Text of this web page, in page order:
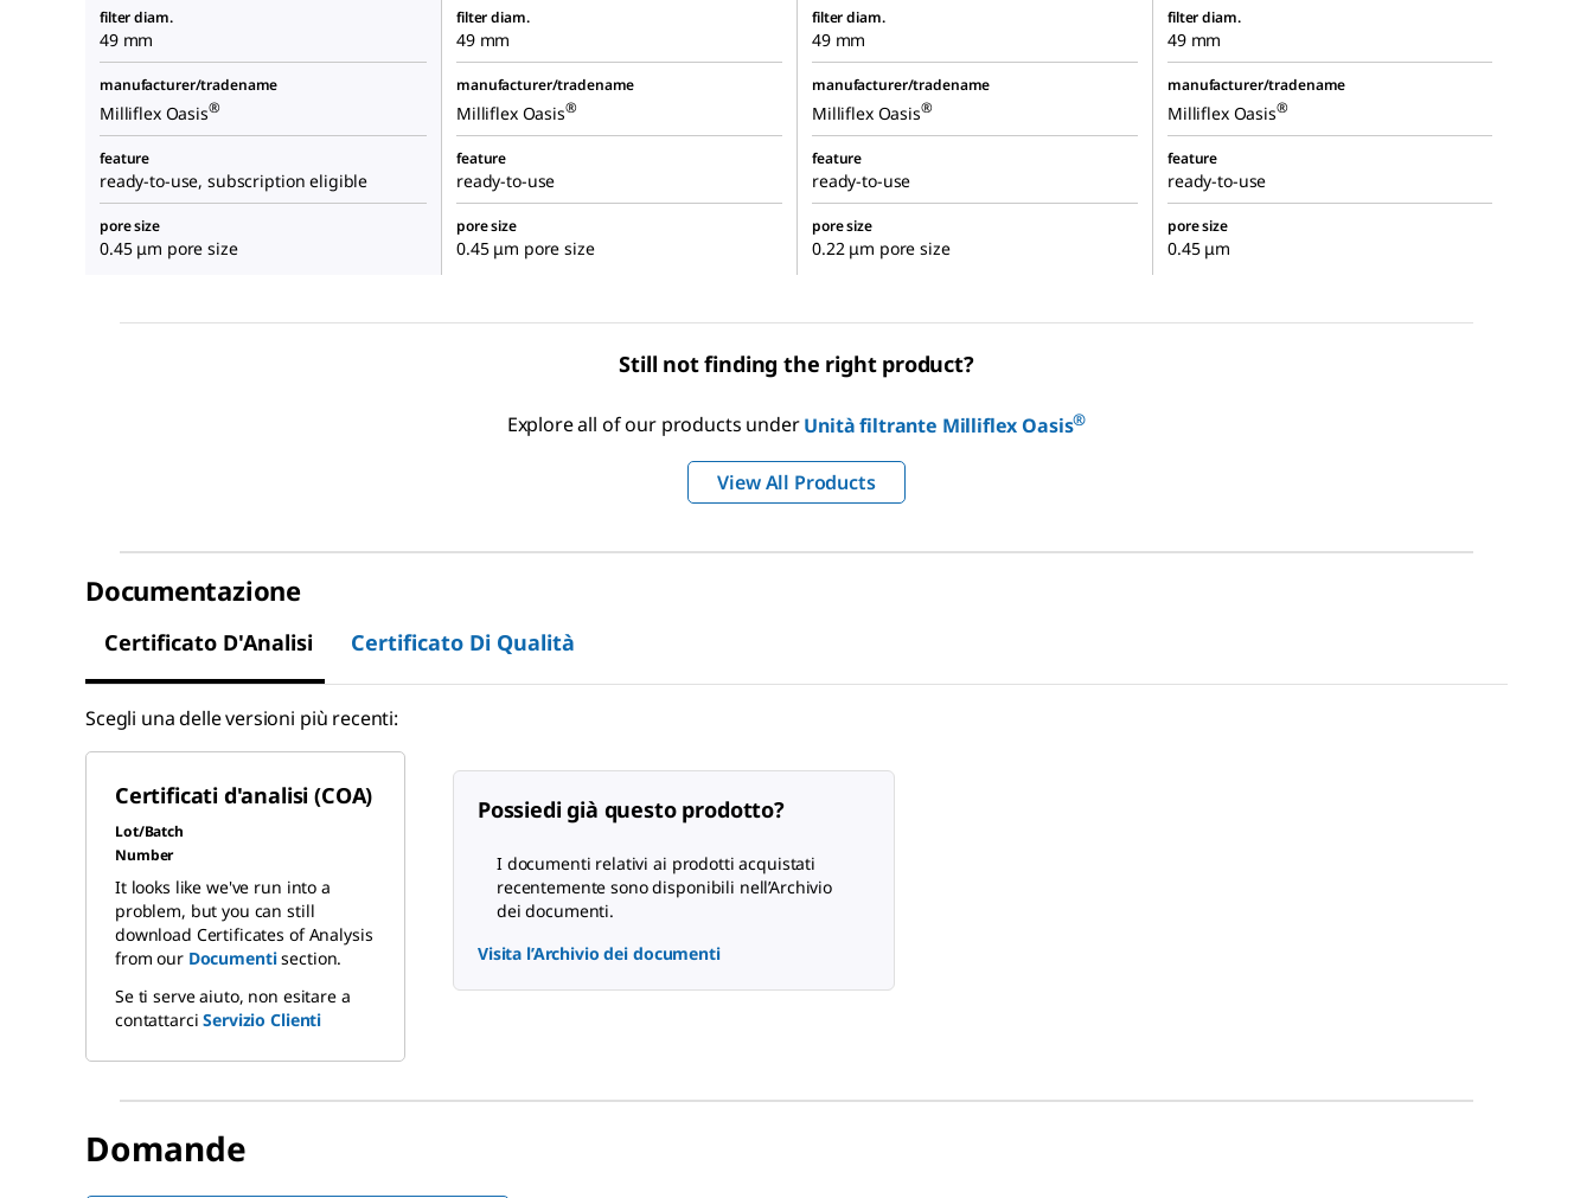
filter diam.
49 mm
filter diam.
49 mm
filter diam.
49 mm
filter diam.
49 mm
manufacturer/tradename
Milliflex Oasis®
manufacturer/tradename
Milliflex Oasis®
manufacturer/tradename
Milliflex Oasis®
manufacturer/tradename
Milliflex Oasis®
feature
ready-to-use, subscription eligible
feature
ready-to-use
feature
ready-to-use
feature
ready-to-use
pore size
0.45 μm pore size
pore size
0.45 μm pore size
pore size
0.22 μm pore size
pore size
0.45 μm
Still not finding the right product?
Explore all of our products underUnità filtrante Milliflex Oasis®
View All Products
Documentazione
Certificato D'Analisi Certificato Di Qualità
Scegli una delle versioni più recenti:
Certificati d'analisi (COA)
Lot/Batch
Number
It looks like we've run into a
problem, but you can still
download Certificates of Analysis
from our Documentisection.
Se ti serve aiuto, non esitare a
contattarciServizio Clienti
Possiedi già questo prodotto?
I documenti relativi ai prodotti acquistati
recentemente sono disponibili nell’Archivio
dei documenti.
Visita l’Archivio dei documenti
Domande